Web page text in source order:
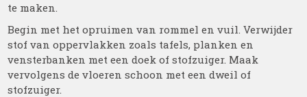
te maken.
Begin met het opruimen van rommel en vuil. Verwijder
stof van oppervlakken zoals tafels, planken en
vensterbanken met een doek of stofzuiger. Maak
vervolgens de vloeren schoon met een dweil of
stofzuiger.